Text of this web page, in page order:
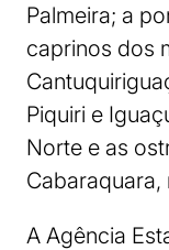
Palmeira; a
caprinos dos
Piquiri e
Norte e as
Cabaraquara,
A Agência